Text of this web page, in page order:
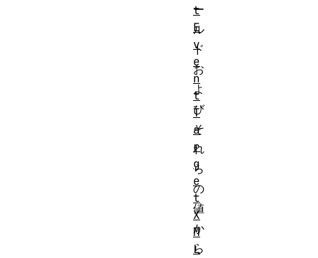
ー
ル
ド
お
よ
び
そ
れ
ら
の
値
か
ら
t
E
v
e
n
t
T
a
r
g
e
t
X
M
L